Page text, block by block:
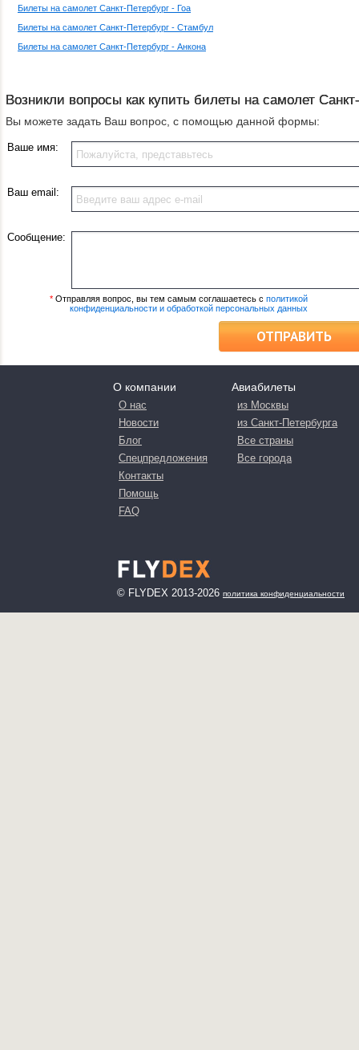
Билеты на самолет Санкт-Петербург - Гоа
Билеты на самолет Санкт-Петербург - Стамбул
Билеты на самолет Санкт-Петербург - Анкона
Возникли вопросы как купить билеты на самолет
Вы можете задать Ваш вопрос, с помощью данной формы:
Ваше имя:
Ваш email:
Сообщение:
* Отправляя вопрос, вы тем самым соглашаетесь с политикой
конфиденциальности и обработкой персональных данных
ОТПРАВИТЬ
О компании
О нас
Новости
Блог
Спецпредложения
Контакты
Помощь
FAQ
Авиабилеты
из Москвы
из Санкт-Петербурга
Все страны
Все города
© FLYDEX 2013-2026 политика конфиденциальности